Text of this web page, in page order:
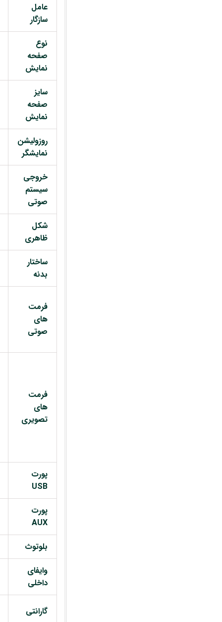
عامل
سازگار
نوع
صفحه
نمایش
سایز
صفحه
نمایش
روزولیشن
نمایشگر
خروجی
سیستم
صوتی
شکل
ظاهری
ساختار
بدنه
فرمت
های
صوتی
فرمت
های
تصویری
پورت
USB
پورت
AUX
بلوتوث
وایفای
داخلی
گارانتی